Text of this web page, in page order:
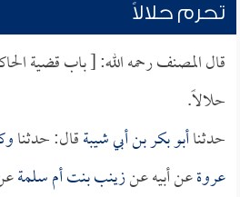
تحرم حلالاً
قال المصنف رحمه الله: [ باب قضية
حلالاً.
حدثناأبو بكر بن أبي شيبةقال: حدثنا
عروةعن أبيه عنزينب بنت أم سلمة